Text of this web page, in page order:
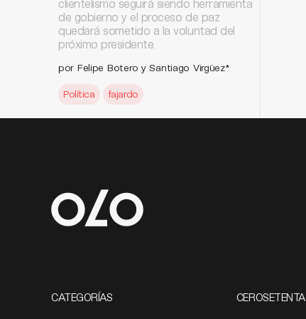
clientelismo seguirá siendo herramienta
de gobierno y el proceso de paz
quedará sometido a la voluntad del
próximo presidente.
por Felipe Botero y Santiago Virgüez*
Política fajardo
CATEGORÍAS CEROSETENTA